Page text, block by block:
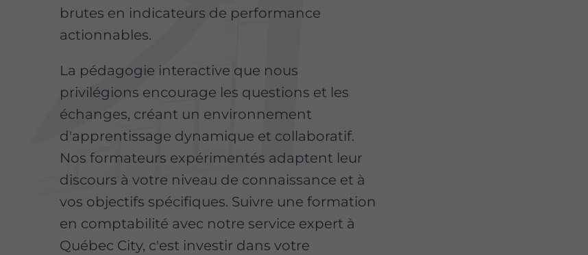
brutes en indicateurs de performance
actionnables.
La pédagogie interactive que nous
privilégions encourage les questions et les
échanges, créant un environnement
d'apprentissage dynamique et collaboratif.
Nos formateurs expérimentés adaptent leur
discours à votre niveau de connaissance et à
vos objectifs spécifiques. Suivre une formation
en comptabilité avec notre service expert à
Québec City, c'est investir dans votre